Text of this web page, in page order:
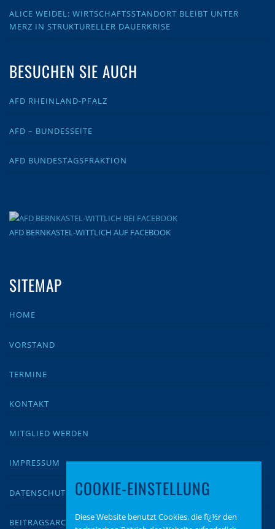
ALICE WEIDEL: WIRTSCHAFTSSTANDORT BLEIBT UNTER
MERZ IN STRUKTURELLER DAUERKRISE
BESUCHEN SIE AUCH
AFD RHEINLAND-PFALZ
AFD – BUNDESSEITE
AFD BUNDESTAGSFRAKTION
AFD BERNKASTEL-WITTLICH AUF FACEBOOK
SITEMAP
HOME
VORSTAND
TERMINE
KONTAKT
MITGLIED WERDEN
IMPRESSUM
DATENSCHUTZ
BEITRAGSARCHIV
COOKIE-EINSTELLUNG
Diese Website benutzt Cookies, die fï¿½r den